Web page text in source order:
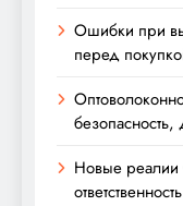
Ошибки при
перед
Новые